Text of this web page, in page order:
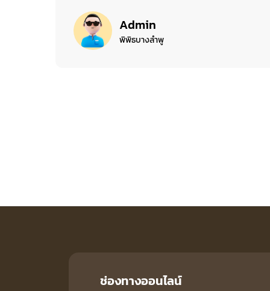
Admin
พิพิธบางลำพู
ช่องทางออนไลน์